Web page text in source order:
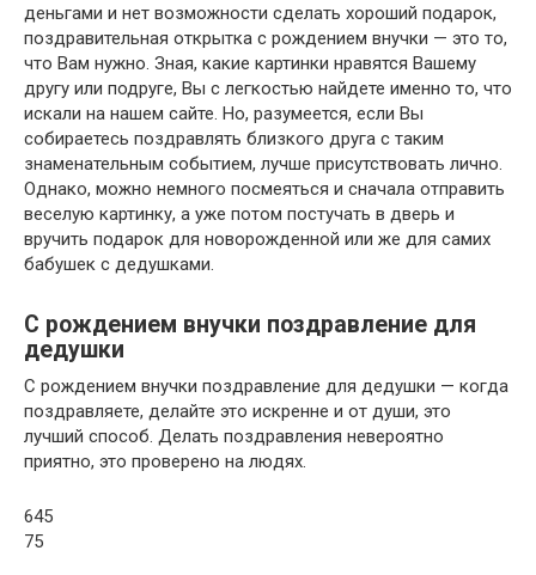
деньгами и нет возможности сделать хороший подарок,
поздравительная открытка с рождением внучки — это то,
что Вам нужно. Зная, какие картинки нравятся Вашему
другу или подруге, Вы с легкостью найдете именно то, что
искали на нашем сайте. Но, разумеется, если Вы
собираетесь поздравлять близкого друга с таким
знаменательным событием, лучше присутствовать лично.
Однако, можно немного посмеяться и сначала отправить
веселую картинку, а уже потом постучать в дверь и
вручить подарок для новорожденной или же для самих
бабушек с дедушками.
С рождением внучки поздравление для
дедушки
С рождением внучки поздравление для дедушки — когда
поздравляете, делайте это искренне и от души, это
лучший способ. Делать поздравления невероятно
приятно, это проверено на людях.
645
75